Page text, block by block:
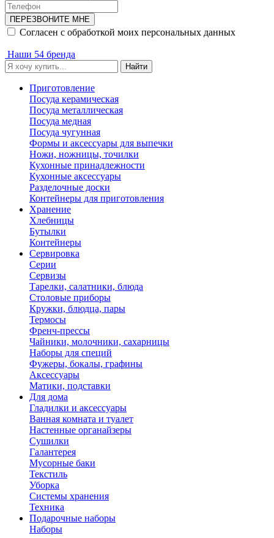
ПЕРЕЗВОНИТЕ МНЕ
Согласен с обработкой моих персональных данных
Наши 54 бренда
Найти
Приготовление
Посуда керамическая
Посуда металлическая
Посуда медная
Посуда чугунная
Формы и аксессуары для выпечки
Ножи, ножницы, точилки
Кухонные принадлежности
Кухонные аксессуары
Разделочные доски
Контейнеры для приготовления
Хранение
Хлебницы
Бутылки
Контейнеры
Сервировка
Серии
Сервизы
Тарелки, салатники, блюда
Столовые приборы
Кружки, блюдца, пары
Термосы
Френч-прессы
Чайники, молочники, сахарницы
Наборы для специй
Фужеры, бокалы, графины
Аксессуары
Матики, подставки
Для дома
Гладилки и аксессуары
Ванная комната и туалет
Настенные органайзеры
Сушилки
Галантерея
Мусорные баки
Текстиль
Уборка
Системы хранения
Техника
Подарочные наборы
Наборы